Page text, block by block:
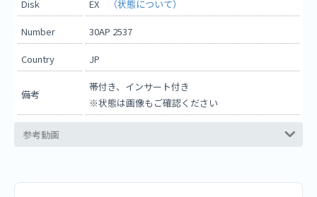
Disk EX （状態について）
Number 30AP 2537
Country JP
備考
帯付き、インサート付き
※状態は画像もご確認ください
参考動画